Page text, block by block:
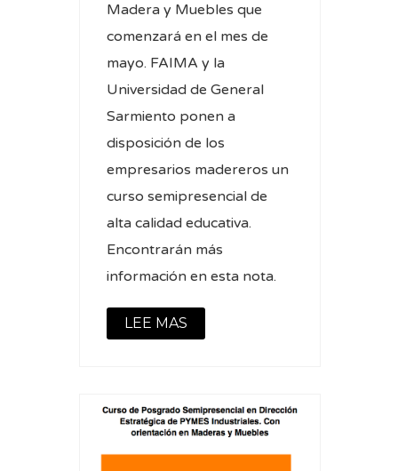
Madera y Muebles que
comenzará en el mes de
mayo. FAIMA y la
Universidad de General
Sarmiento ponen a
disposición de los
empresarios madereros un
curso semipresencial de
alta calidad educativa.
Encontrarán más
información en esta nota.
LEE MAS